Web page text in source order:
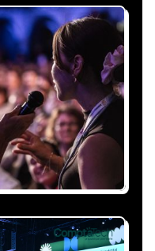
on vous répond
à votre
de